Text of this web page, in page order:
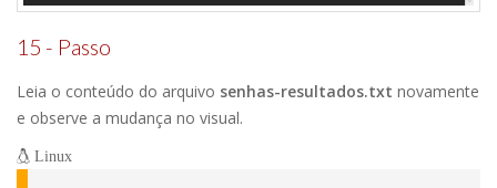
15 - Passo
Leia o conteúdo do arquivo senhas-resultados.txt novamente
e observe a mudança no visual.
Linux